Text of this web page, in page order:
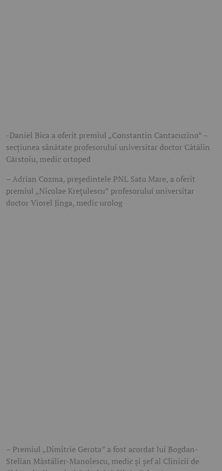
-Daniel Bica a oferit premiul „Constantin Cantacuzino” –
secțiunea sănătate profesorului universitar doctor Cătălin
Cârstoiu, medic ortoped
– Adrian Cozma, președintele PNL Satu Mare, a oferit
premiul „Nicolae Krețulescu” profesorului universitar
doctor Viorel Jinga, medic urolog
– Premiul „Dimitrie Gerota” a fost acordat lui Bogdan-
Stelian Măstălier-Manolescu, medic și șef al Clinicii de